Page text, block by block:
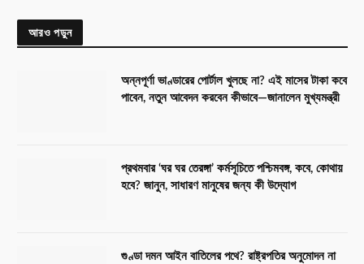
আরও পড়ুন
অন্নপূর্ণা ভাণ্ডারের পোর্টাল খুলছে না? এই মাসের টাকা কবে
পাবেন, নতুন আবেদন করবেন কীভাবে—জানালেন মুখ্যমন্ত্রী
প্রথমবার ‘ঘর ঘর তেরঙ্গা’ কর্মসূচিতে পশ্চিমবঙ্গ, কবে, কোথায়
হবে? জানুন, সাধারণ মানুষের জন্য কী উদ্যোগ
গুণ্ডা দমন আইন বাতিলের পথে? রাষ্ট্রপতির অনুমোদন না